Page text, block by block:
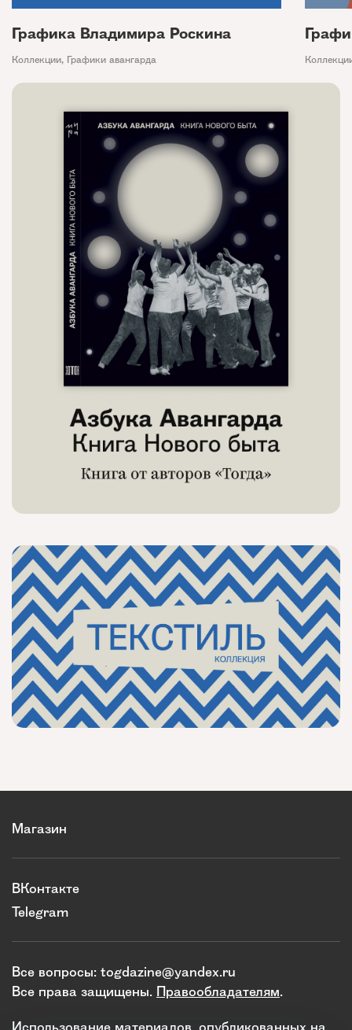
Графика Владимира Роскина
Коллекции, Графики авангарда
Магазин
ВКонтакте
Telegram
Все вопросы: togdazine@yandex.ru
Все права защищены. Правообладателям.